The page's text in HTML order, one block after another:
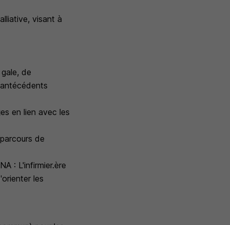
visant à
de
en lien avec les
de
: L'infirmier.ère
les